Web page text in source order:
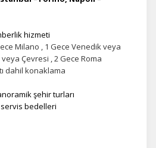
hizmeti
Milano , 1 Gece Venedik veya
Çevresi , 2 Gece Roma
dahil konaklama
şehir turları
bedelleri